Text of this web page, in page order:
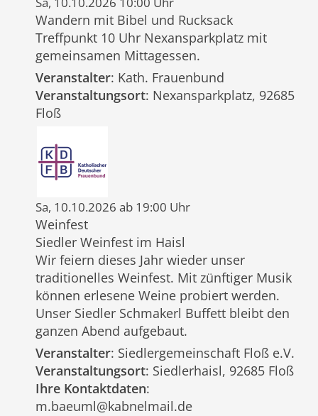
Wandern mit Bibel und Rucksack
Treffpunkt 10 Uhr Nexansparkplatz mit
gemeinsamen Mittagessen.
Veranstalter: Kath. Frauenbund
Veranstaltungsort: Nexansparkplatz, 92685
Floß
Sa, 10.10.2026 ab 19:00 Uhr
Weinfest
Siedler Weinfest im Haisl
Wir feiern dieses Jahr wieder unser
traditionelles Weinfest. Mit zünftiger Musik
können erlesene Weine probiert werden.
Unser Siedler Schmakerl Buffett bleibt den
ganzen Abend aufgebaut.
Veranstalter: Siedlergemeinschaft Floß e.V.
Veranstaltungsort: Siedlerhaisl, 92685 Floß
Ihre Kontaktdaten:
m.baeuml@kabnelmail.de